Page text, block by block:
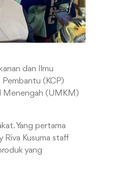
dan Ilmu
Pembantu (KCP)
Menengah (UMKM)
Yang pertama
Riva Kusuma staff
yang